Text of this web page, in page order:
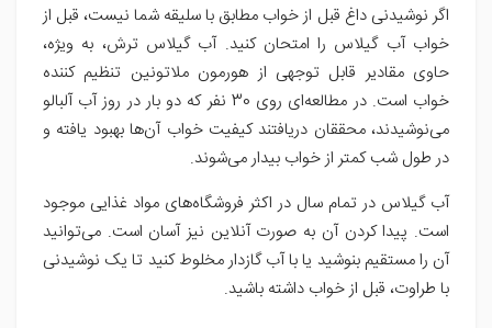
اگر نوشیدنی داغ قبل از خواب مطابق با سلیقه شما نیست، قبل از
خواب آب گیلاس را امتحان کنید. آب گیلاس ترش، به ویژه،
حاوی مقادیر قابل توجهی از هورمون ملاتونین تنظیم کننده
خواب است. در مطالعه‌ای روی 30 نفر که دو بار در روز آب آلبالو
می‌نوشیدند، محققان دریافتند کیفیت خواب آن‌ها بهبود یافته و
در طول شب کمتر از خواب بیدار می‌شوند.
آب گیلاس در تمام سال در اکثر فروشگاه‌های مواد غذایی موجود
است. پیدا کردن آن به صورت آنلاین نیز آسان است. می‌توانید
آن را مستقیم بنوشید یا با آب گازدار مخلوط کنید تا یک نوشیدنی
با طراوت، قبل از خواب داشته باشید.